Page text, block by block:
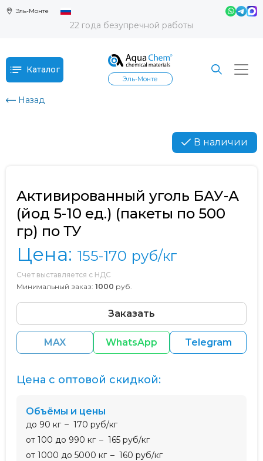
Эль-Монте
22 года безупречной работы
Каталог
Эль-Монте
Назад
В наличии
Активированный уголь БАУ-А
(йод 5-10 ед.) (пакеты по 500
гр) по ТУ
Цена: 155-170 руб/кг
Счет выставляется с НДС
Минимальный заказ: 1000 руб.
Заказать
MAX WhatsApp Telegram
Цена с оптовой скидкой:
Объёмы и цены
до 90 кг
170 руб/кг
от 100 до 990 кг
165 руб/кг
от 1000 до 5000 кг
160 руб/кг